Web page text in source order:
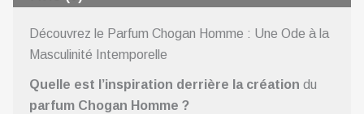
Découvrez le Parfum Chogan Homme : Une Ode à la
Masculinité Intemporelle
Quelle est l’inspiration derrière la création du
parfum Chogan Homme ?